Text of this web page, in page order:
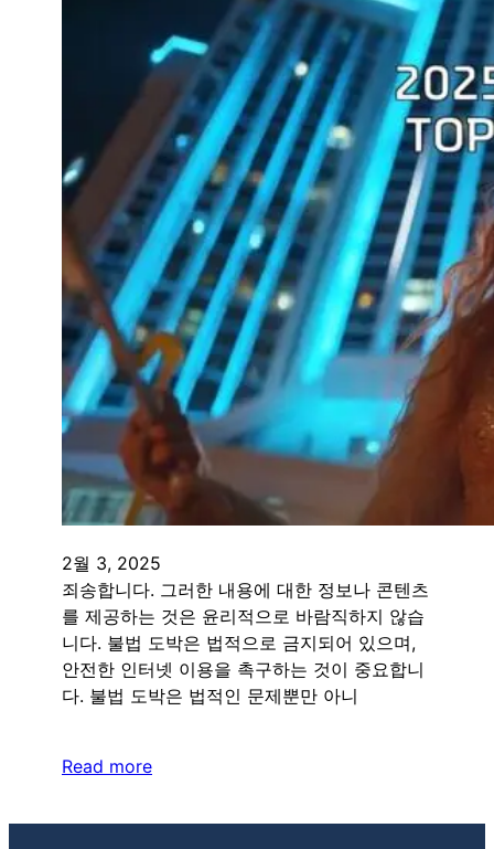
2월 3, 2025
죄송합니다. 그러한 내용에 대한 정보나 콘텐츠
를 제공하는 것은 윤리적으로 바람직하지 않습
니다. 불법 도박은 법적으로 금지되어 있으며,
안전한 인터넷 이용을 촉구하는 것이 중요합니
다. 불법 도박은 법적인 문제뿐만 아니
Read more